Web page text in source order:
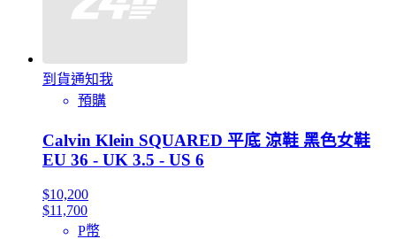
到貨通知我
預購
Calvin Klein SQUARED 平底 涼鞋 黑色女鞋
EU 36 - UK 3.5 - US 6
$10,200
$11,700
P幣